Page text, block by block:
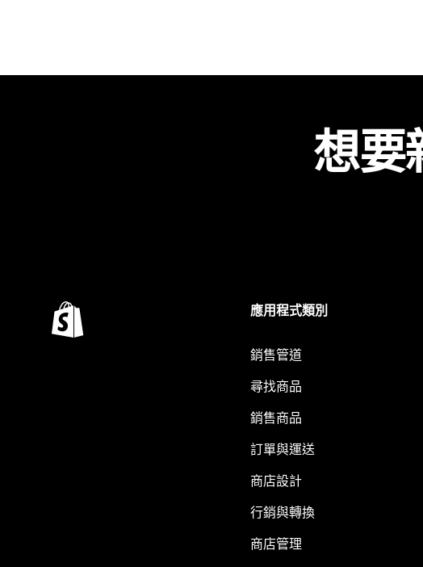
想要
應用程式類別
銷售管道
尋找商品
銷售商品
訂單與運送
商店設計
行銷與轉換
商店管理